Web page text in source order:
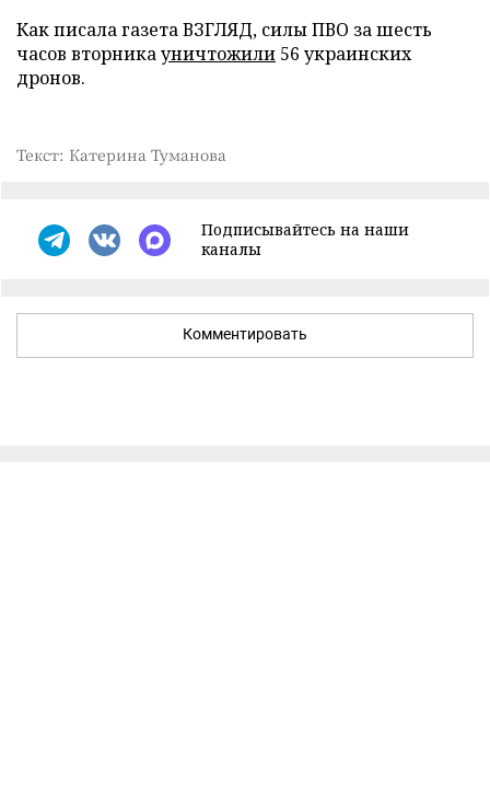
Как писала газета ВЗГЛЯД, силы ПВО за шесть
часов вторникауничтожили 56 украинских
дронов.
Текст: Катерина Туманова
Подписывайтесь на наши
каналы
Комментировать